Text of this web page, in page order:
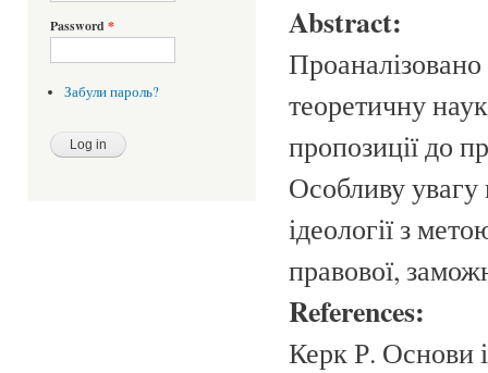
Password *
Забули пароль?
Abstract:
Проаналізовано
теоретичну
пропозиції до
Особливу увагу
ідеології з
правової,
References:
Керк Р. Основи